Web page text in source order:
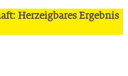
Herzeigbares Ergebnis